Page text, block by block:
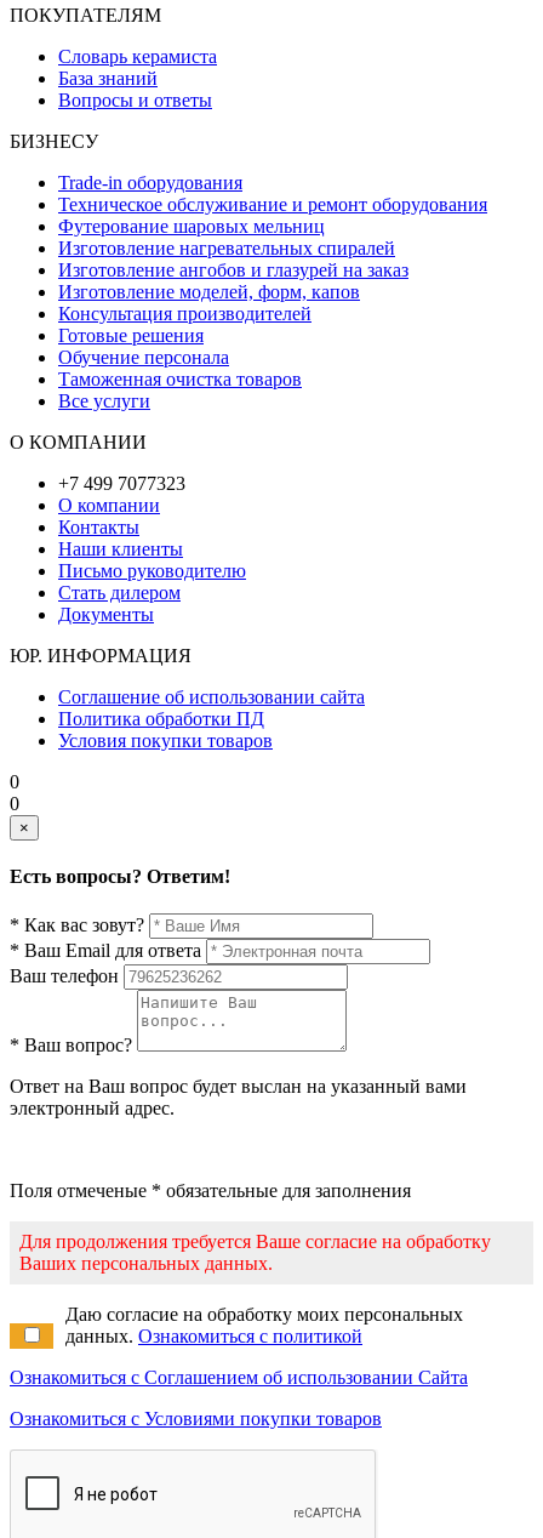
ПОКУПАТЕЛЯМ
Словарь керамиста
База знаний
Вопросы и ответы
БИЗНЕСУ
Trade-in оборудования
Техническое обслуживание и ремонт оборудования
Футерование шаровых мельниц
Изготовление нагревательных спиралей
Изготовление ангобов и глазурей на заказ
Изготовление моделей, форм, капов
Консультация производителей
Готовые решения
Обучение персонала
Таможенная очистка товаров
Все услуги
О КОМПАНИИ
+7 499 7077323
О компании
Контакты
Наши клиенты
Письмо руководителю
Стать дилером
Документы
ЮР. ИНФОРМАЦИЯ
Соглашение об использовании сайта
Политика обработки ПД
Условия покупки товаров
0
0
×
Есть вопросы? Ответим!
* Как вас зовут?
* Ваш Email для ответа
Ваш телефон
* Ваш вопрос?
Ответ на Ваш вопрос будет выслан на указанный вами
электронный адрес.
Поля отмеченые * обязательные для заполнения
Для продолжения требуется Ваше согласие на обработку
Ваших персональных данных.
Даю согласие на обработку моих персональных
данных. Ознакомиться с политикой
Ознакомиться с Соглашением об использовании Сайта
Ознакомиться с Условиями покупки товаров